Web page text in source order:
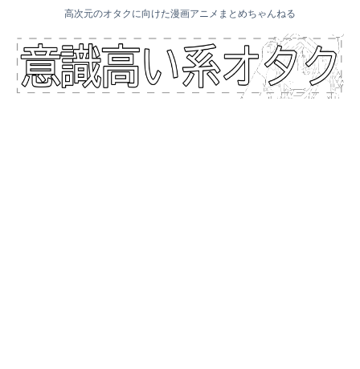
高次元のオタクに向けた漫画アニメまとめちゃんねる